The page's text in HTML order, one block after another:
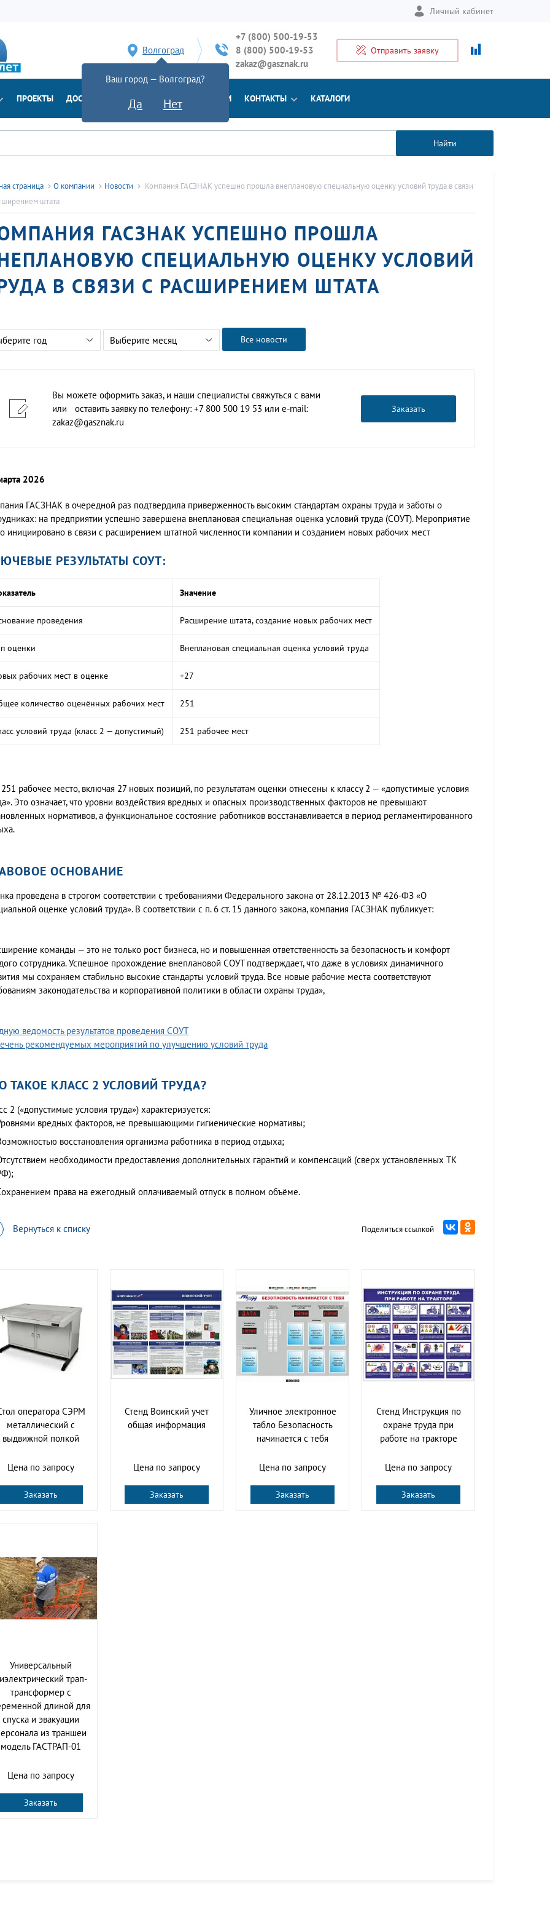
Личный кабинет
Волгоград
Ваш город — Волгоград?
Да Нет
+7 (800) 500-19-53
8 (800) 500-19-53
zakaz@gasznak.ru
Отправить заявку
ПРОЕКТЫ ДОСТАВКА ДОКУМЕНТЫ НОВОСТИ КОНТАКТЫ КАТАЛОГИ
Найти
страница О компании Новости
Компания ГАСЗНАК успешно прошла внеплановую специальную оценку условий труда в связи
штата
ГАСЗНАК УСПЕШНО ПРОШЛА
СПЕЦИАЛЬНУЮ ОЦЕНКУ УСЛОВИЙ
В СВЯЗИ С РАСШИРЕНИЕМ ШТАТА
год Выберите месяц Все новости
Вы можете оформить заказ, и наши специалисты свяжуться с вами
или оставить заявку по телефону: +7 800 500 19 53 или e-mail:
zakaz@gasznak.ru
Заказать
2026
ГАСЗНАК в очередной раз подтвердила приверженность высоким стандартам охраны труда и заботы о
на предприятии успешно завершена внеплановая специальная оценка условий труда (СОУТ). Мероприятие
инициировано в связи с расширением штатной численности компании и созданием новых рабочих мест
РЕЗУЛЬТАТЫ СОУТ:
Значение
проведения Расширение штата, создание новых рабочих мест
оценки Внеплановая специальная оценка условий труда
рабочих мест в оценке +27
количество оценённых рабочих мест 251
условий труда (класс 2 — допустимый) 251 рабочее мест
рабочее место, включая 27 новых позиций, по результатам оценки отнесены к классу 2 — «допустимые условия
Это означает, что уровни воздействия вредных и опасных производственных факторов не превышают
нормативов, а функциональное состояние работников восстанавливается в период регламентированного
ОСНОВАНИЕ
проведена в строгом соответствии с требованиями Федерального закона от 28.12.2013 № 426-ФЗ «О
оценке условий труда». В соответствии с п. 6 ст. 15 данного закона, компания ГАСЗНАК публикует:
команды — это не только рост бизнеса, но и повышенная ответственность за безопасность и комфорт
сотрудника. Успешное прохождение внеплановой СОУТ подтверждает, что даже в условиях динамичного
мы сохраняем стабильно высокие стандарты условий труда. Все новые рабочие места соответствуют
законодательства и корпоративной политики в области охраны труда»,
ведомость результатов проведения СОУТ
рекомендуемых мероприятий по улучшению условий труда
ТАКОЕ КЛАСС 2 УСЛОВИЙ ТРУДА?
2 («допустимые условия труда») характеризуется:
вредных факторов, не превышающими гигиенические нормативы;
восстановления организма работника в период отдыха;
необходимости предоставления дополнительных гарантий и компенсаций (сверх установленных ТК
права на ежегодный оплачиваемый отпуск в полном объёме.
Вернуться к списку Поделиться ссылкой
оператора СЭРМ
металлический с
выдвижной полкой
Цена по запросу
Заказать
Стенд Воинский учет
общая информация
Цена по запросу
Заказать
Уличное электронное
табло Безопасность
начинается с тебя
Цена по запросу
Заказать
Стенд Инструкция по
охране труда при
работе на тракторе
Цена по запросу
Заказать
Универсальный
трап-
трансформер с
длиной для
спуска и эвакуации
из траншеи
модель ГАСТРАП-01
Цена по запросу
Заказать